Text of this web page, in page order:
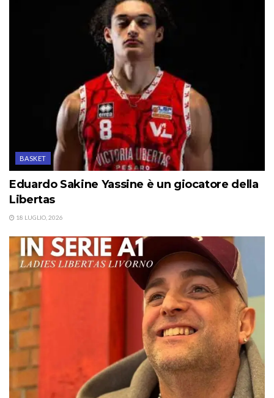
BASKET
Eduardo Sakine Yassine è un giocatore della
Libertas
18 LUGLIO, 2026